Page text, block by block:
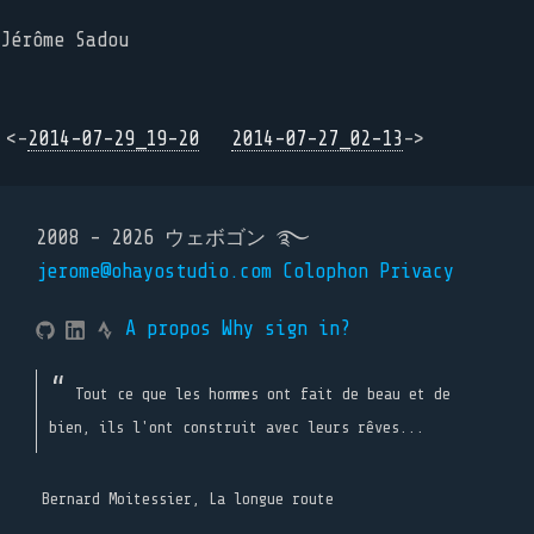
Jérôme Sadou
<-2014-07-29_19-20 2014-07-27_02-13->
2008 - 2026 ウェボゴン ࿐
jerome@ohayostudio.com Colophon Privacy
A propos Why sign in?
Tout ce que les hommes ont fait de beau et de
bien, ils l'ont construit avec leurs rêves...
Bernard Moitessier, La longue route